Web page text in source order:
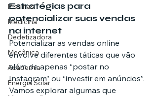
Piscinas
Medicina
Dedetizadora
Mecânica
Academia
Energia Solar
Estratégias para
potencializar suas vendas
na internet
Potencializar as vendas online
envolve diferentes táticas que vão
além de apenas “postar no
Instagram” ou “investir em anúncios”.
Vamos explorar algumas que